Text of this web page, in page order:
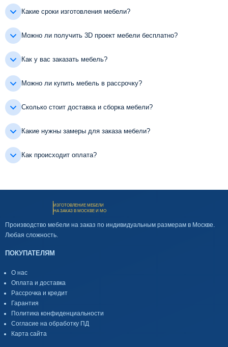
Какие сроки изготовления мебели?
Можно ли получить 3D проект мебели бесплатно?
Как у вас заказать мебель?
Можно ли купить мебель в рассрочку?
Сколько стоит доставка и сборка мебели?
Какие нужны замеры для заказа мебели?
Как происходит оплата?
ИЗГОТОВЛЕНИЕ МЕБЕЛИ
НА ЗАКАЗ В МОСКВЕ И МО
Производство мебели на заказ по индивидуальным размерам в Москве.
Любая сложность.
ПОКУПАТЕЛЯМ
О нас
Оплата и доставка
Рассрочка и кредит
Гарантия
Политика конфиденциальности
Согласие на обработку ПД
Карта сайта